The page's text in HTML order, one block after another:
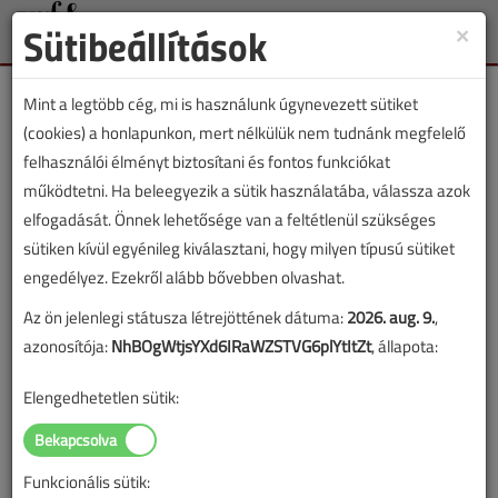
Toggle
Lapszám:
TARTALOM
Gázellátás
Csodamágnes: zseniális, de
találmány vagy átverés?
2011/7-8. lapszám
×
Sütibeállítások
Mint a legtöbb cég, mi is használunk úgynevezett sütiket
(cookies) a honlapunkon, mert nélkülük nem tudnánk megfelelő
felhasználói élményt biztosítani és fontos funkciókat
működtetni. Ha beleegyezik a sütik használatába, válassza azok
elfogadását. Önnek lehetősége van a feltétlenül szükséges
sütiken kívül egyénileg kiválasztani, hogy milyen típusú sütiket
engedélyez. Ezekről alább bővebben olvashat.
Az ön jelenlegi státusza létrejöttének dátuma:2026. aug. 9.,
azonosítója:NhBOgWtjsYXd6IRaWZSTVG6plYtItZt, állapota:
Elengedhetetlen sütik:
Funkcionális sütik: